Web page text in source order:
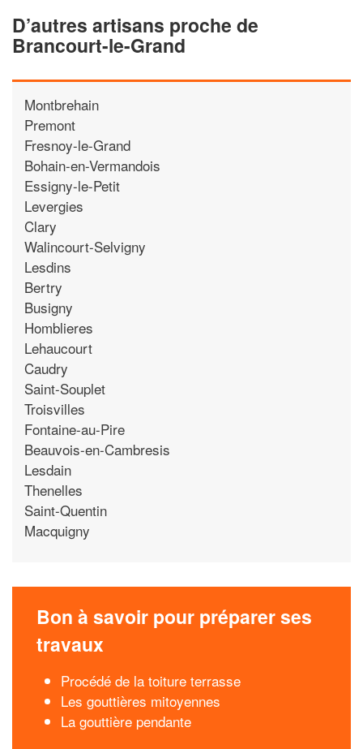
D’autres artisans proche de
Brancourt-le-Grand
Montbrehain
Premont
Fresnoy-le-Grand
Bohain-en-Vermandois
Essigny-le-Petit
Levergies
Clary
Walincourt-Selvigny
Lesdins
Bertry
Busigny
Homblieres
Lehaucourt
Caudry
Saint-Souplet
Troisvilles
Fontaine-au-Pire
Beauvois-en-Cambresis
Lesdain
Thenelles
Saint-Quentin
Macquigny
Bon à savoir pour préparer ses
travaux
Procédé de la toiture terrasse
Les gouttières mitoyennes
La gouttière pendante